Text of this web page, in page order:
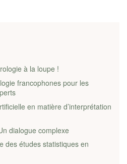
à la loupe !
francophones pour les
en matière d’interprétation
dialogue complexe
des études statistiques en